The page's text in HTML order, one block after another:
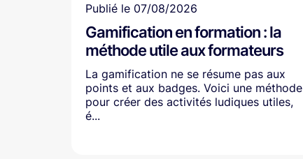
Article
Publié le 07/08/2026
Gamification en formation : la
méthode utile aux formateurs
La gamification ne se résume pas aux
points et aux badges. Voici une méthode
pour créer des activités ludiques utiles,
é...